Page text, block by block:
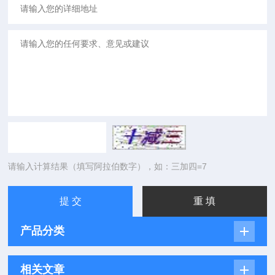
请输入计算结果（填写阿拉伯数字），如：三加四=7
产品分类
相关文章